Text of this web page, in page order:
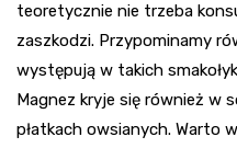
teoretycznie nie trzeba
zaszkodzi. Przypominamy
występują w takich
Magnez kryje się również w
płatkach owsianych. Warto